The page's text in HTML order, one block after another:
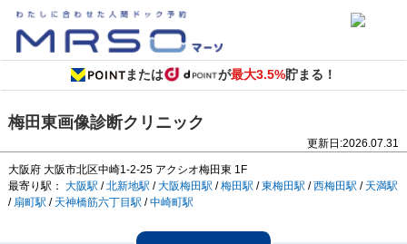
または が最大3.5%貯まる！
梅田東画像診断クリニック
更新日:2026.07.31
大阪府 大阪市北区中崎1-2-25 アクシオ梅田東 1F
最寄り駅： 大阪駅 /北新地駅 /大阪梅田駅 /梅田駅 /東梅田駅 /西梅田駅 / 天満駅
/ 扇町駅 / 天神橋筋六丁目駅 /中崎町駅